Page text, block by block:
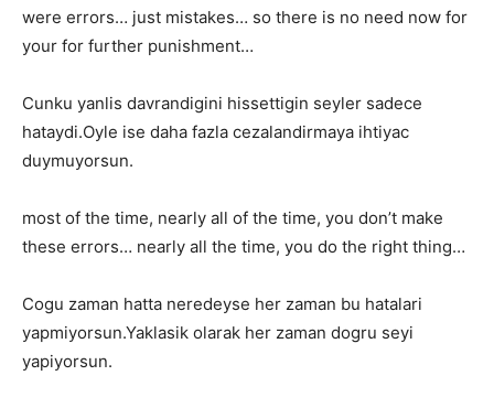
were errors… just mistakes… so there is no need now for
your for further punishment…
Cunku yanlis davrandigini hissettigin seyler sadece
hataydi.Oyle ise daha fazla cezalandirmaya ihtiyac
duymuyorsun.
most of the time, nearly all of the time, you don’t make
these errors… nearly all the time, you do the right thing…
Cogu zaman hatta neredeyse her zaman bu hatalari
yapmiyorsun.Yaklasik olarak her zaman dogru seyi
yapiyorsun.